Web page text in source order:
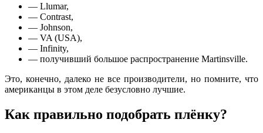
— Llumar,
— Contrast,
— Johnson,
— VA (USA),
— Infinity,
— получивший большое распространение Martinsville.
Это, конечно, далеко не все производители, но помните, что
американцы в этом деле безусловно лучшие.
Как правильно подобрать плёнку?